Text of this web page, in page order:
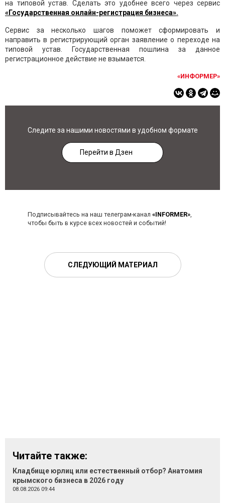
на типовой устав. Сделать это удобнее всего через сервис
«Государственная онлайн-регистрация бизнеса».
Сервис за несколько шагов поможет сформировать и
направить в регистрирующий орган заявление о переходе на
типовой устав. Государственная пошлина за данное
регистрационное действие не взымается.
«ИНФОРМЕР»
Следите за нашими новостями в удобном формате
Перейти в Дзен
Подписывайтесь на наш телеграм-канал «INFORMER»,
чтобы быть в курсе всех новостей и событий!
СЛЕДУЮЩИЙ МАТЕРИАЛ
Читайте также:
Кладбище юрлиц или естественный отбор? Анатомия
крымского бизнеса в 2026 году
08.08.2026 09:44